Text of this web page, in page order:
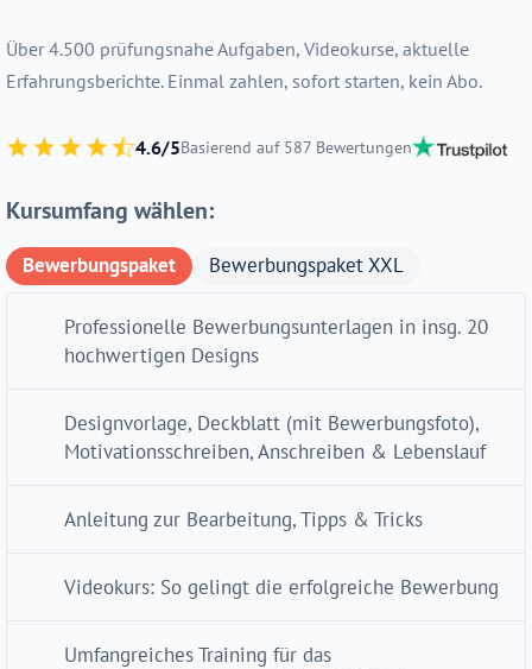
Über 4.500 prüfungsnahe Aufgaben, Videokurse, aktuelle
Erfahrungsberichte. Einmal zahlen, sofort starten, kein Abo.
4.6/5Basierend auf 587 Bewertungen
Kursumfang wählen:
Bewerbungspaket Bewerbungspaket XXL
Professionelle Bewerbungsunterlagen in insg. 20
hochwertigen Designs
Designvorlage, Deckblatt (mit Bewerbungsfoto),
Motivationsschreiben, Anschreiben & Lebenslauf
Anleitung zur Bearbeitung, Tipps & Tricks
Videokurs: So gelingt die erfolgreiche Bewerbung
Umfangreiches Training für das